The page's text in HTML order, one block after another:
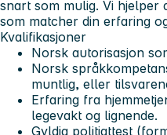
snart som mulig. Vi hjelper
som matcher din erfaring
Kvalifikasjoner
Norsk autorisasjon
Norsk
muntlig, eller
Erfaring fra
legevakt og lignende.
Gyldig politiattest